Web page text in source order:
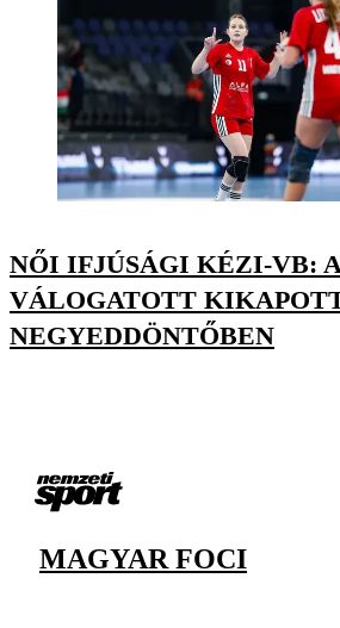
NŐI IFJÚSÁGI KÉZI-VB:
VÁLOGATOTT
NEGYEDDÖNTŐBEN
MAGYAR FOCI